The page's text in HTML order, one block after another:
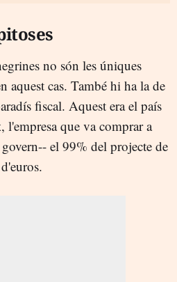
no són les úniques
aquest cas. També hi ha la de
fiscal. Aquest era el país
, l'empresa que va comprar a
el 99% del projecte de